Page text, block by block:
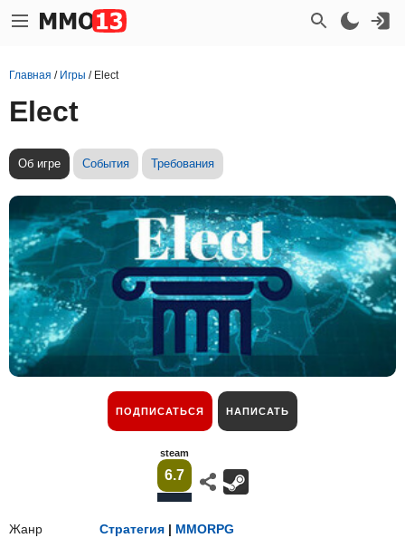
Главная / Игры / Elect
Elect
Об игре События Требования
ПОДПИСАТЬСЯ НАПИСАТЬ
steam
6.7
Жанр Стратегия | MMORPG